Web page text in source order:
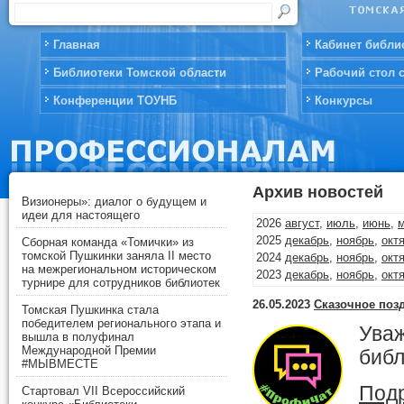
Главная
Библиотеки Томской области
Конференции ТОУНБ
Кабинет
Рабочий стол
Конкурсы
Визионеры»: диалог о будущем и
идеи для настоящего
Сборная команда «Томички» из
томской Пушкинки заняла II место
на межрегиональном историческом
турнире для сотрудников библиотек
Томская Пушкинка стала
победителем регионального этапа и
вышла в полуфинал
Международной Премии
#МЫВМЕСТЕ
Стартовал VII Всероссийский
Архив новостей
2026 август, июль, июнь,
2025 декабрь, ноябрь,
2024 декабрь, ноябрь,
2023 декабрь, ноябрь,
2021 декабрь,ноябрь,
2020 декабрь ноябрь,
2019 декабрь,ноябрь,
2018
декабрь ноябрь,
2017 декабрь ноябрь
2016 декабрь,ноябрь ,
26.05.2023 Сказочное